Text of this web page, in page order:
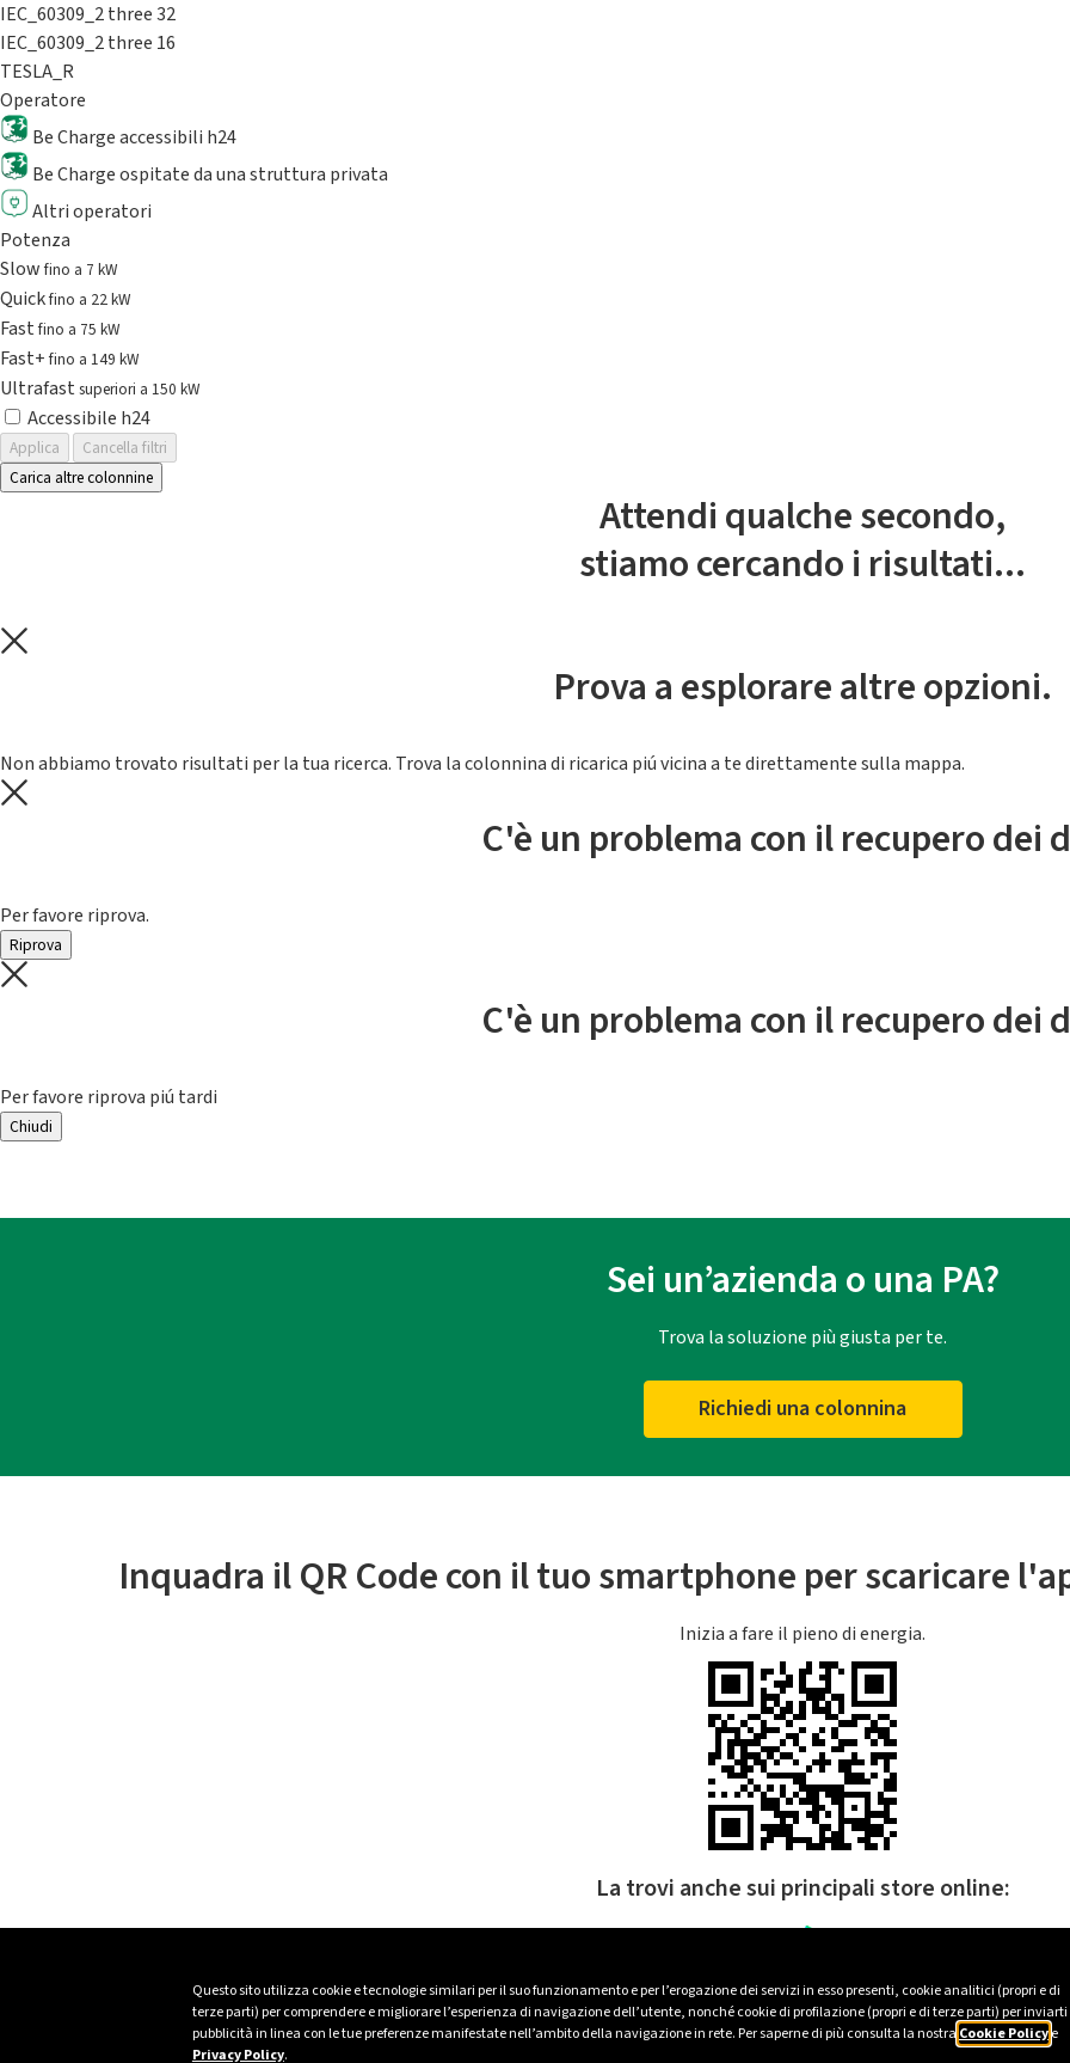
Questo sito utilizza cookie e tecnologie similari per il suo funzionamento e per l’erogazione dei servizi in esso presenti, cookie analitici (propri e di
terze parti) per comprendere e migliorare l’esperienza di navigazione dell’utente, nonché cookie di profilazione (propri e di terze parti) per inviarti
pubblicità in linea con le tue preferenze manifestate nell’ambito della navigazione in rete. Per saperne di più consulta la nostra Cookie Policye
Privacy Policy.
IEC_60309_2 three 32
IEC_60309_2 three 16
TESLA_R
Operatore
Be Charge accessibili h24
Be Charge ospitate da una struttura privata
Altri operatori
Potenza
Slowfino a 7 kW
Quickfino a 22 kW
Fastfino a 75 kW
Fast+fino a 149 kW
Ultrafast superiori a 150 kW
Accessibile h24
Applica
Cancella filtri
Carica altre colonnine
Attendi qualche secondo,
stiamo cercando i risultati...
Prova a esplorare altre opzioni.
Non abbiamo trovato risultati per la tua ricerca. Trova la colonnina di ricarica piú vicina a te direttamente sulla mappa.
C'è un problema con il recupero dei
Per favore riprova.
Riprova
C'è un problema con il recupero dei
Per favore riprova piú tardi
Chiudi
Sei un’azienda o una PA?
Trova la soluzione più giusta per te.
Richiedi una colonnina
Inquadra il QR Code con il tuo smartphone per scaricare
Inizia a fare il pieno di energia.
La trovi anche sui principali store online: